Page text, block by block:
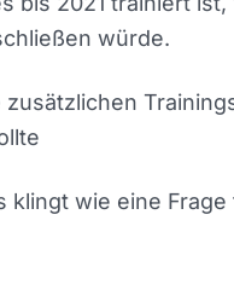
technische
aber sie
ihm neuere
das
es bis 2021